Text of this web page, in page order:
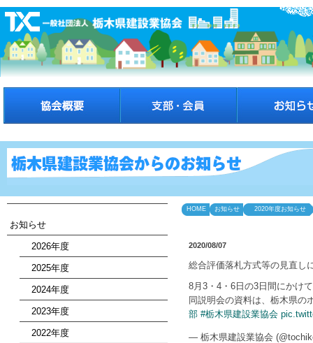
お知らせ
2026年度
2025年度
2024年度
2023年度
2022年度
HOME お知らせ 2020年度お知らせ
2020/08/07
総合評価落札方式等の見直し
8月3・4・6日の3日間にかけ
同説明会の資料は、栃木県の
部 #栃木県建設業協会
— 栃木県建設業協会